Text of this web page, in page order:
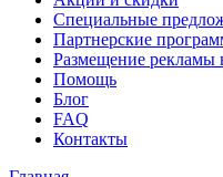
Специальные
Партнерские
Размещение
Помощь
Блог
FAQ
Контакты